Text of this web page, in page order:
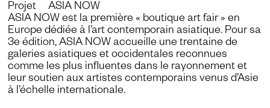
Projet ASIA NOW
ASIA NOW est la première « boutique art fair » en
Europe dédiée à l’art contemporain asiatique. Pour sa
3e édition, ASIA NOW accueille une trentaine de
galeries asiatiques et occidentales reconnues
comme les plus influentes dans le rayonnement et
leur soutien aux artistes contemporains venus d’Asie
à l’échelle internationale.